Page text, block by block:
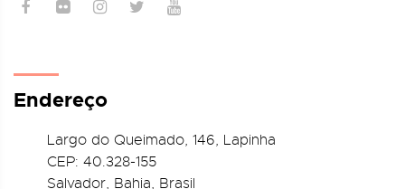
Endereço
Largo do Queimado, 146, Lapinha
CEP: 40.328-155
Salvador, Bahia, Brasil